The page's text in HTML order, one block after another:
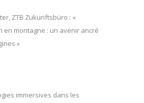
ZTB Zukunftsbüro : «
en montagne : un avenir ancré
»
immersives dans les